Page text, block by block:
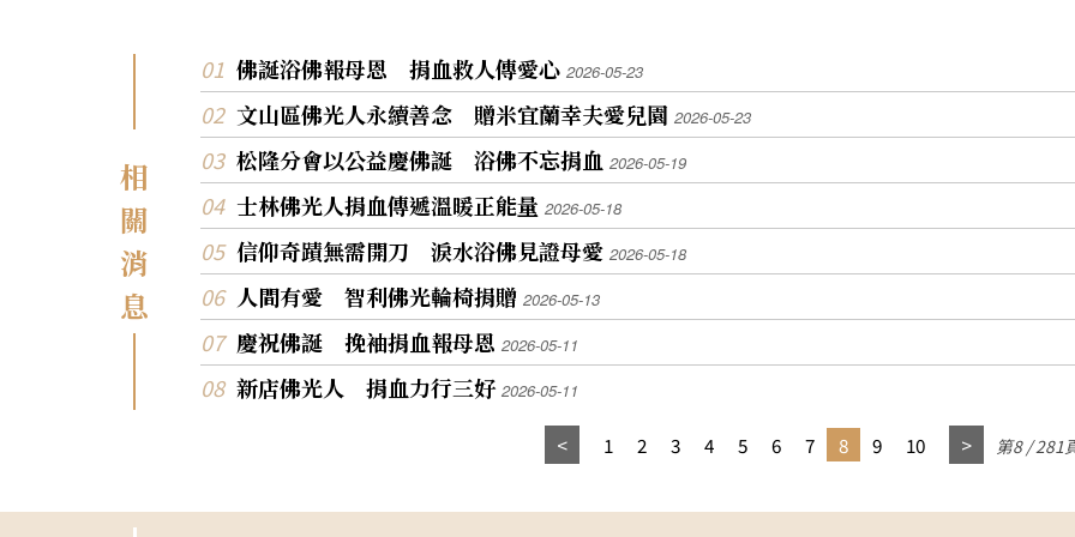
相
關
消
息
佛誕浴佛報母恩 捐血救人傳愛心 2026-05-23
文山區佛光人永續善念 贈米宜蘭幸夫愛兒園 2026-05-23
松隆分會以公益慶佛誕 浴佛不忘捐血 2026-05-19
士林佛光人捐血傳遞溫暖正能量 2026-05-18
信仰奇蹟無需開刀 淚水浴佛見證母愛 2026-05-18
人間有愛 智利佛光輪椅捐贈 2026-05-13
慶祝佛誕 挽袖捐血報母恩 2026-05-11
新店佛光人 捐血力行三好 2026-05-11
1 2 3 4 5 6 7 8 9 10 第8 / 281